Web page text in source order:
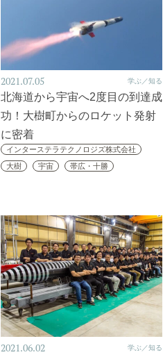
2021.07.05 学ぶ／知る
北海道から宇宙へ2度目の到達成
功！大樹町からのロケット発射
に密着
インターステラテクノロジズ株式会社
大樹
宇宙 帯広・十勝
2021.06.02 学ぶ／知る